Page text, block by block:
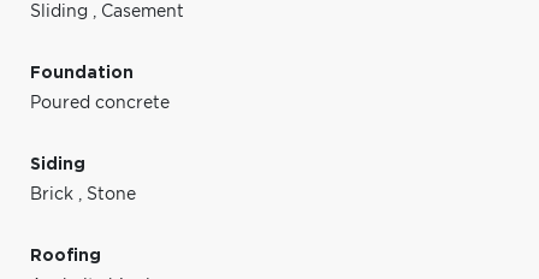
Sliding , Casement
Foundation
Poured concrete
Siding
Brick , Stone
Roofing